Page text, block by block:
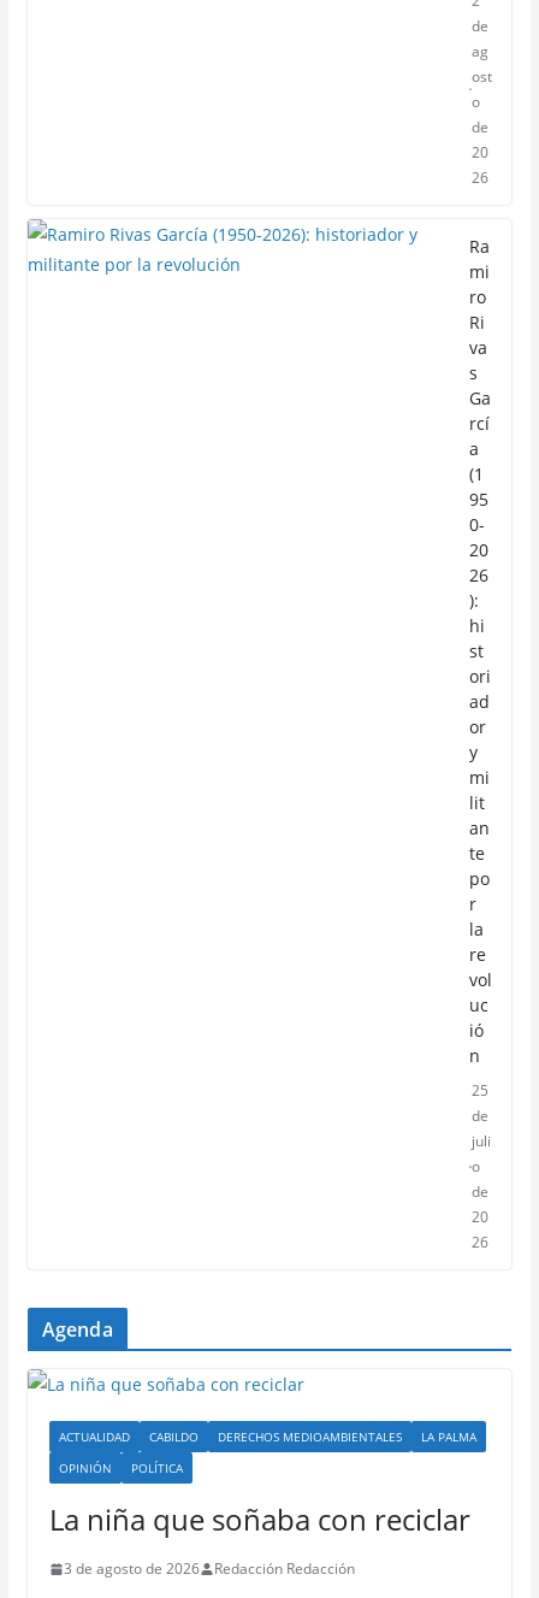
de
ag
ost
o
de
20
26
Ra
mi
ro
Ri
va
s
Ga
rcí
a
(1
95
0-
20
26
):
hi
st
ori
ad
or
y
mi
lit
an
te
po
r
la
re
vol
uc
ió
n
25
de
juli
o
de
20
26
Agenda
ACTUALIDAD CABILDO DERECHOS MEDIOAMBIENTALES
LA PALMA
OPINIÓN
POLÍTICA
La niña que soñaba con reciclar
3 de agosto de 2026 Redacción Redacción